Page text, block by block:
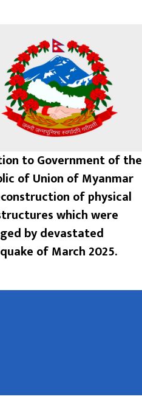
to Government of the
of Union of Myanmar
of physical
which were
by devastated
of March 2025.